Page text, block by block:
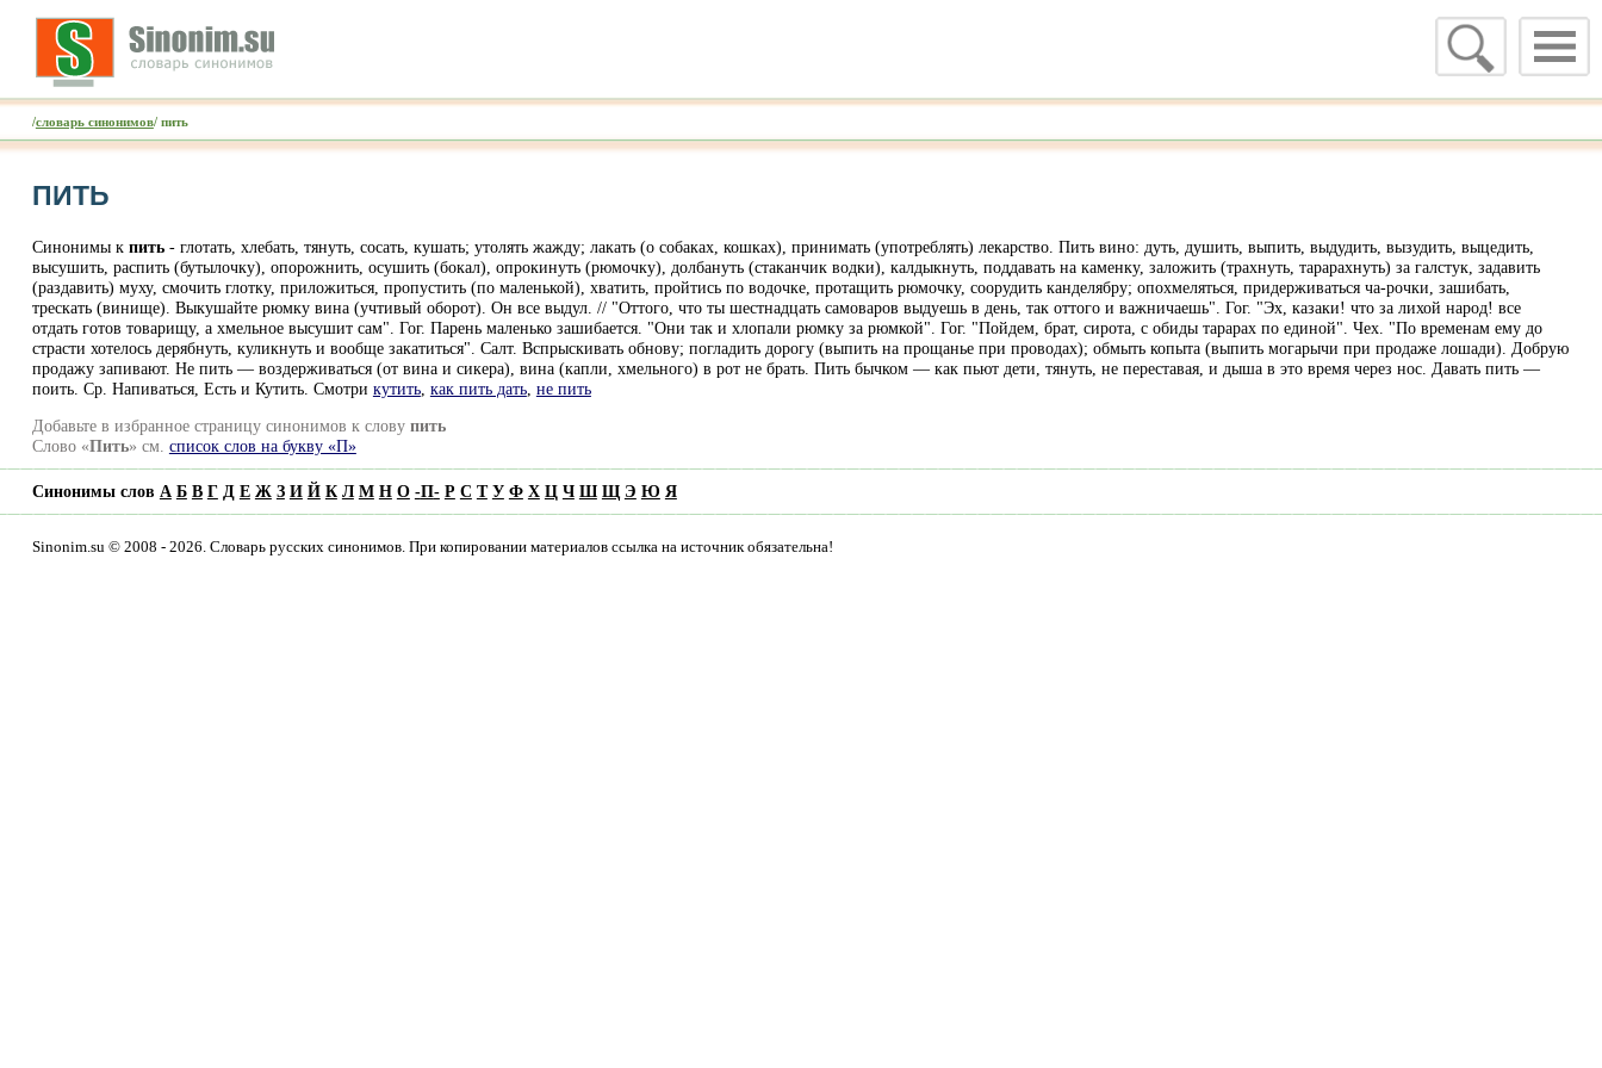
/словарь синонимов/ пить
ПИТЬ
Синонимы к пить- глотать, хлебать, тянуть, сосать, кушать; утолять жажду; лакать (о собаках, кошках), принимать (употреблять) лекарство. Пить вино: дуть, душить, выпить, выдудить, вызудить, выцедить,
высушить, распить (бутылочку), опорожнить, осушить (бокал), опрокинуть (рюмочку), долбануть (стаканчик водки), калдыкнуть, поддавать на каменку, заложить (трахнуть, тарарахнуть) за галстук, задавить
(раздавить) муху, смочить глотку, приложиться, пропустить (по маленькой), хватить, пройтись по водочке, протащить рюмочку, соорудить канделябру; опохмеляться, придерживаться ча-рочки, зашибать,
трескать (винище). Выкушайте рюмку вина (учтивый оборот). Он все выдул. // "Оттого, что ты шестнадцать самоваров выдуешь в день, так оттого и важничаешь". Гог. "Эх, казаки! что за лихой народ! все
отдать готов товарищу, а хмельное высушит сам". Гог. Парень маленько зашибается. "Они так и хлопали рюмку за рюмкой". Гог. "Пойдем, брат, сирота, с обиды тарарах по единой". Чех. "По временам ему до
страсти хотелось дерябнуть, куликнуть и вообще закатиться". Салт. Вспрыскивать обнову; погладить дорогу (выпить на прощанье при проводах); обмыть копыта (выпить могарычи при продаже лошади). Добрую
продажу запивают. Не пить — воздерживаться (от вина и сикера), вина (капли, хмельного) в рот не брать. Пить бычком — как пьют дети, тянуть, не переставая, и дыша в это время через нос. Давать пить —
поить. Ср. Напиваться, Есть и Кутить. Смотри кутить, как пить дать, не пить
Добавьте в избранное страницу синонимов к слову пить
Слово «Пить» см. список слов на букву «П»
Синонимы слов А Б В Г Д Е Ж З И Й К Л М Н О -П- Р С Т У Ф Х Ц Ч Ш Щ Э Ю Я
Sinonim.su © 2008 - 2026. Словарь русских синонимов. При копировании материалов ссылка на источник обязательна!